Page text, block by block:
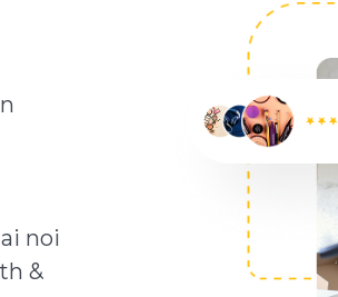
noi
&